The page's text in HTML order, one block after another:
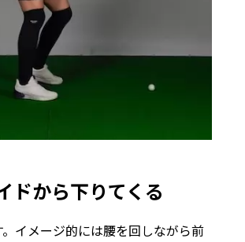
ドから下りてくる
イメージ的には腰を回しながら前